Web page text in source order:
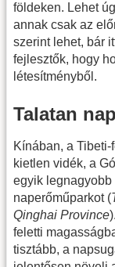
földeken. Lehet
annak csak az
szerint lehet, bár
fejlesztők, hogy
létesítményből.
Talatan
Kínában, a
kietlen vidék, a
egyik legnagyobb
naperőműparkot (
Qinghai Province
feletti
tisztább, a